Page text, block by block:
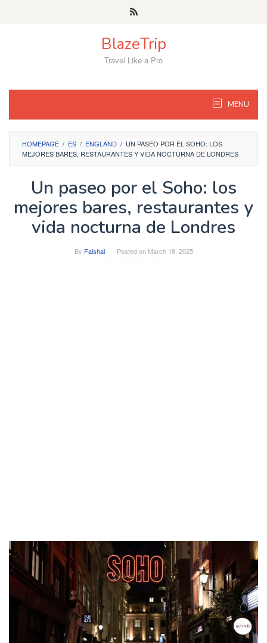
BlazeTrip
Travel Like a Pro
MENU
HOMEPAGE / ES / ENGLAND / UN PASEO POR EL SOHO: LOS
MEJORES BARES, RESTAURANTES Y VIDA NOCTURNA DE LONDRES
Un paseo por el Soho: los
mejores bares, restaurantes y
vida nocturna de Londres
By Faishal Posted on March 18, 2025